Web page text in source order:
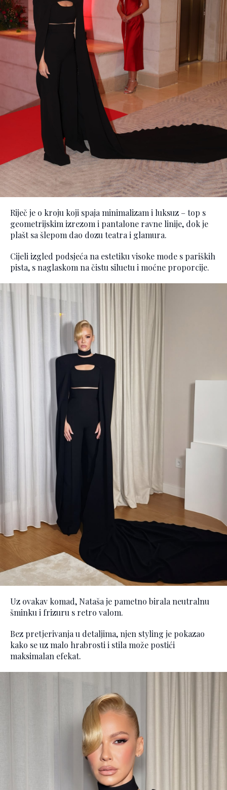
Riječ je o kroju koji spaja minimalizam i luksuz – top s
geometrijskim izrezom i pantalone ravne linije, dok je
plašt sa šlepom dao dozu teatra i glamura.
Cijeli izgled podsjeća na estetiku visoke mode s pariških
pista, s naglaskom na čistu siluetu i moćne proporcije.
Uz ovakav komad, Nataša je pametno birala neutralnu
šminku i frizuru s retro valom.
Bez pretjerivanja u detaljima, njen styling je pokazao
kako se uz malo hrabrosti i stila može postići
maksimalan efekat.